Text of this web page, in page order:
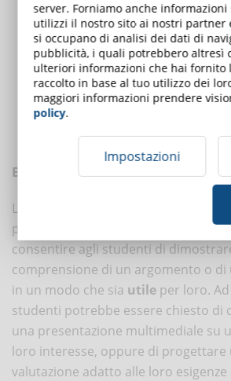
Programmi di tutoraggio che creano
personalizzati per i singoli studenti.
I corsi online che consentono agli
proprio ritmo e di scegliere tra una
La realtà virtuale e la realtà aumentata
apprendimento interattive e
Piani di apprendimento personalizzati
esigenze e agli interessi specifici di ogni
Esempi di valutazione
Le valutazioni in un ambiente di
personalizzato possono essere
consentire agli studenti di
comprensione di un argomento o di
in un modo che sia utile per loro.
studenti potrebbe essere chiesto di
una presentazione multimediale su
loro interesse, oppure di
valutazione adatto alle loro esigenze
server. Forniamo anche
utilizzi il nostro sito ai nostri partner
si occupano di analisi dei dati di
pubblicità, i quali potrebbero altresì
ulteriori informazioni che hai fornito
raccolto in base al tuo utilizzo dei
maggiori informazioni prendere
policy.
Impostazioni